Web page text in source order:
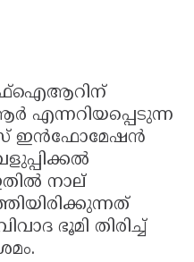
ഇന്‍ഫോമേഷന്‍
നാല്
ഭൂമി തിരിച്ച്